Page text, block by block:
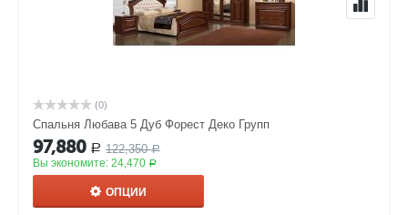
(0)
Спальня Любава 5 Дуб Форест Деко Групп
97,880 Р 122,350 Р
Вы экономите: 24,470 Р
ОПЦИИ